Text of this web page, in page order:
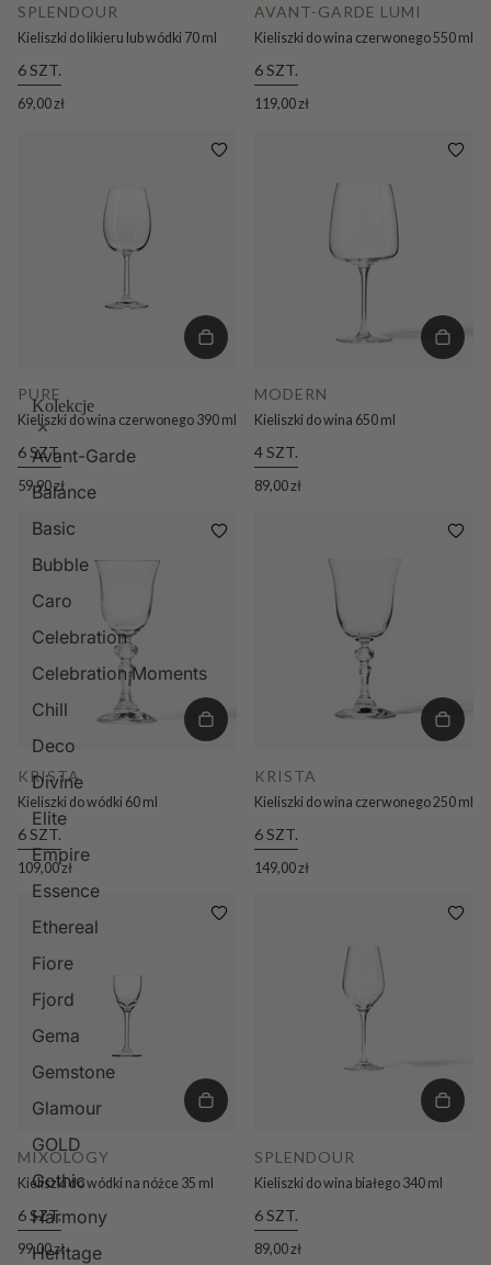
Kolekcje
Avant-Garde
Balance
Basic
Bubble
Caro
Celebration
Celebration Moments
Chill
Deco
Divine
Elite
Empire
Essence
Ethereal
Fiore
Fjord
Gema
Gemstone
Glamour
GOLD
Gothic
Harmony
Heritage
SPLENDOUR
Kieliszki do likieru lub wódki 70 ml
6 SZT.
69,00 zł
AVANT-GARDE LUMI
Kieliszki do wina czerwonego 550 ml
6 SZT.
119,00 zł
PURE
Kieliszki do wina czerwonego 390 ml
6 SZT.
59,90 zł
MODERN
Kieliszki do wina 650 ml
4 SZT.
89,00 zł
KRISTA
Kieliszki do wódki 60 ml
6 SZT.
109,00 zł
KRISTA
Kieliszki do wina czerwonego 250 ml
6 SZT.
149,00 zł
MIXOLOGY
Kieliszki do wódki na nóżce 35 ml
6 SZT.
99,00 zł
SPLENDOUR
Kieliszki do wina białego 340 ml
6 SZT.
89,00 zł